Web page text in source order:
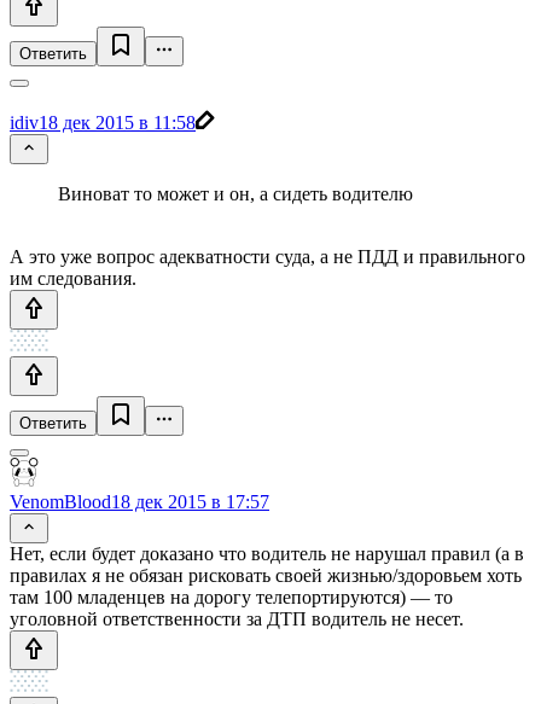
Ответить
idiv18 дек 2015 в 11:58
Виноват то может и он, а сидеть водителю
А это уже вопрос адекватности суда, а не ПДД и правильного
им следования.
Ответить
VenomBlood18 дек 2015 в 17:57
Нет, если будет доказано что водитель не нарушал правил (а в
правилах я не обязан рисковать своей жизнью/здоровьем хоть
там 100 младенцев на дорогу телепортируются) — то
уголовной ответственности за ДТП водитель не несет.